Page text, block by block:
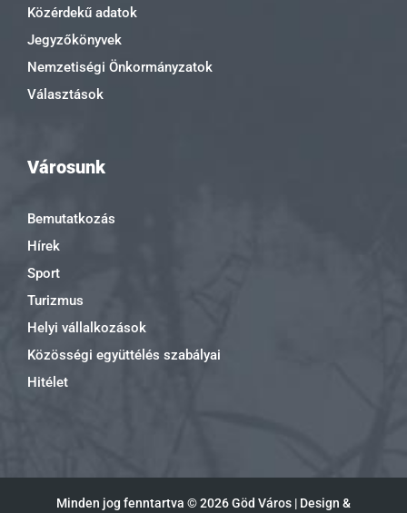
Közérdekű adatok
Jegyzőkönyvek
Nemzetiségi Önkormányzatok
Választások
Városunk
Bemutatkozás
Hírek
Sport
Turizmus
Helyi vállalkozások
Közösségi együttélés szabályai
Hitélet
Minden jog fenntartva ©2026 Göd Város | Design &